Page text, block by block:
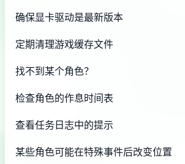
确保显卡驱动是最新版本
定期清理游戏缓存文件
找不到某个角色？
检查角色的作息时间表
查看任务日志中的提示
某些角色可能在特殊事件后改变位置